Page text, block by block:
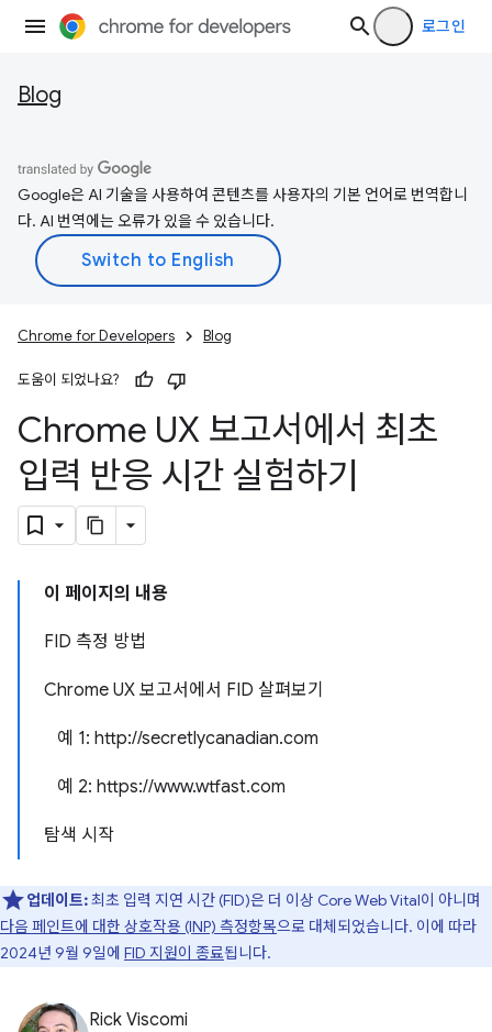
로그인
Blog
Google은 AI 기술을 사용하여 콘텐츠를 사용자의 기본 언어로 번역합니
다. AI 번역에는 오류가 있을 수 있습니다.
Chrome for Developers Blog
도움이 되었나요?
Chrome UX 보고서에서 최초
입력 반응 시간 실험하기
이 페이지의 내용
FID 측정 방법
Chrome UX 보고서에서 FID 살펴보기
예 1: http://secretlycanadian.com
예 2: https://www.wtfast.com
탐색 시작
업데이트:최초 입력 지연 시간 (FID)은 더 이상 Core Web Vital이 아니며
다음 페인트에 대한 상호작용 (INP) 측정항목으로 대체되었습니다. 이에 따라
2024년 9월 9일에 FID 지원이 종료됩니다.
Rick Viscomi